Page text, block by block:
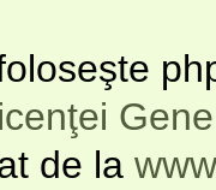
de la